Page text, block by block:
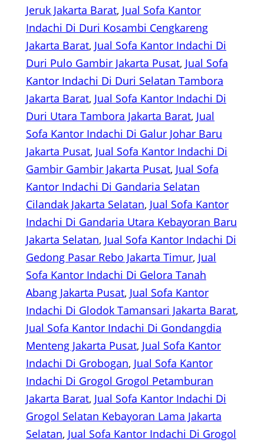
Jeruk Jakarta Barat, Jual Sofa Kantor
Indachi Di Duri Kosambi Cengkareng
Jakarta Barat, Jual Sofa Kantor Indachi Di
Duri Pulo Gambir Jakarta Pusat, Jual Sofa
Kantor Indachi Di Duri Selatan Tambora
Jakarta Barat, Jual Sofa Kantor Indachi Di
Duri Utara Tambora Jakarta Barat, Jual
Sofa Kantor Indachi Di Galur Johar Baru
Jakarta Pusat, Jual Sofa Kantor Indachi Di
Gambir Gambir Jakarta Pusat, Jual Sofa
Kantor Indachi Di Gandaria Selatan
Cilandak Jakarta Selatan, Jual Sofa Kantor
Indachi Di Gandaria Utara Kebayoran Baru
Jakarta Selatan, Jual Sofa Kantor Indachi Di
Gedong Pasar Rebo Jakarta Timur, Jual
Sofa Kantor Indachi Di Gelora Tanah
Abang Jakarta Pusat, Jual Sofa Kantor
Indachi Di Glodok Tamansari Jakarta Barat
Jual Sofa Kantor Indachi Di Gondangdia
Menteng Jakarta Pusat, Jual Sofa Kantor
Indachi Di Grobogan, Jual Sofa Kantor
Indachi Di Grogol Grogol Petamburan
Jakarta Barat, Jual Sofa Kantor Indachi Di
Grogol Selatan Kebayoran Lama Jakarta
Selatan, Jual Sofa Kantor Indachi Di Grogol